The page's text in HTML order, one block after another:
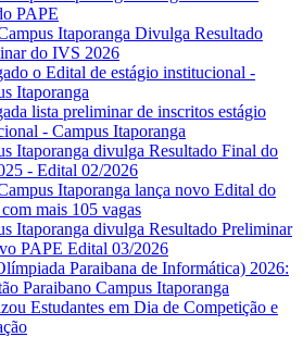
PAPE
Itaporanga Divulga Resultado
do IVS 2026
o Edital de estágio institucional -
Itaporanga
lista preliminar de inscritos estágio
- Campus Itaporanga
Itaporanga divulga Resultado Final do
- Edital 02/2026
Itaporanga lança novo Edital do
mais 105 vagas
Itaporanga divulga Resultado Preliminar
PAPE Edital 03/2026
Paraibana de Informática) 2026:
Paraibano Campus Itaporanga
Estudantes em Dia de Competição e